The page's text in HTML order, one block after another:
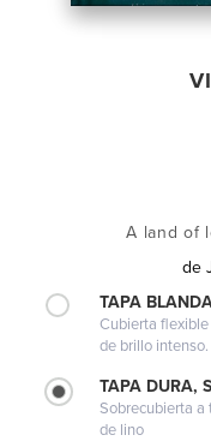
A land of
de
TAPA
Cubierta
de brillo intenso.
TAPA DURA,
Sobrecubierta a
de lino